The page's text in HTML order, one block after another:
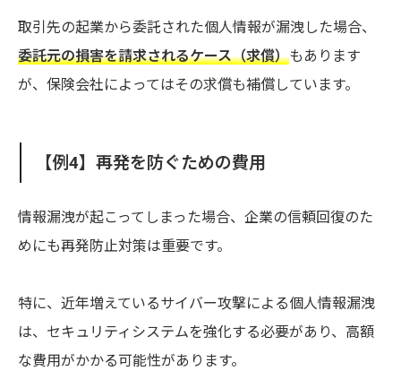
取引先の起業から委託された個人情報が漏洩した場合、
委託元の損害を請求されるケース（求償）もあります
が、保険会社によってはその求償も補償しています。
【例4】再発を防ぐための費用
情報漏洩が起こってしまった場合、企業の信頼回復のた
めにも再発防止対策は重要です。
特に、近年増えているサイバー攻撃による個人情報漏洩
は、セキュリティシステムを強化する必要があり、高額
な費用がかかる可能性があります。